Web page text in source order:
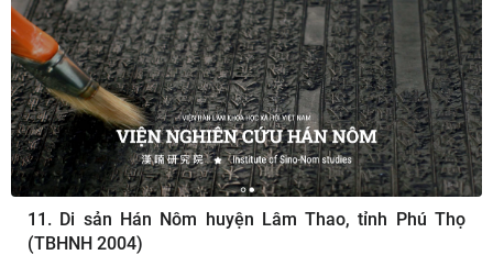
11. Di sản Hán Nôm huyện Lâm Thao, tỉnh Phú Thọ
(TBHNH 2004)